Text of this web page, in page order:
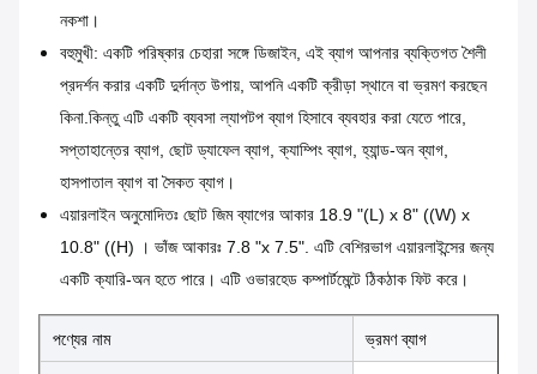
নকশা।
বহুমুখী: একটি পরিষ্কার চেহারা সঙ্গে ডিজাইন, এই ব্যাগ আপনার ব্যক্তিগত শৈলী
প্রদর্শন করার একটি দুর্দান্ত উপায়, আপনি একটি ক্রীড়া স্থানে বা ভ্রমণ করছেন
কিনা.কিন্তু এটি একটি ব্যবসা ল্যাপটপ ব্যাগ হিসাবে ব্যবহার করা যেতে পারে,
সপ্তাহান্তের ব্যাগ, ছোট ড্যাফেল ব্যাগ, ক্যাম্পিং ব্যাগ, হ্যান্ড-অন ব্যাগ,
হাসপাতাল ব্যাগ বা সৈকত ব্যাগ।
এয়ারলাইন অনুমোদিতঃ ছোট জিম ব্যাগের আকার 18.9 "(L) x 8" ((W) x
10.8" ((H) । ভাঁজ আকারঃ 7.8 "x 7.5". এটি বেশিরভাগ এয়ারলাইন্সের জন্য
একটি ক্যারি-অন হতে পারে। এটি ওভারহেড কম্পার্টমেন্টে ঠিকঠাক ফিট করে।
পণ্যের নাম ভ্রমণ ব্যাগ